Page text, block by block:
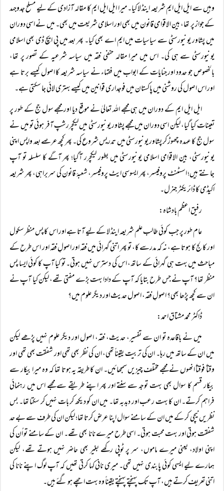
وہیں سے ایل ایل ایم شریعہ اینڈ لا کیا۔ میرا ایل ایل ایم کا مقالہ آزادی کے لیے مسلح جدوجہد
کے جواز پر تھا، بین الاقوامی قانون میں بھی اور اسلامی شریعت میں بھی۔ میں نے اسی دوران
میں پشاور یونیورسٹی سے سیاسیات میں ایم اے بھی کیا۔ پھر بعد میں پی ایچ ڈی بھی اسلامی
یونیورسٹی سے ہی کی۔ اس میں میرا مقالہ حنفی فقہ میں سیاسہ شرعیہ کے تصور پر تھا،
بالخصوص جو حدود اور جنایات کے ابواب میں فقہاء نے سیاسہ شریعہ کا اصول کیسے برتا ہے
اور اس اصول کی روشنی میں پاکستان میں فوجداری قوانین میں کیسے بہتری لائی جا سکتی ہے۔
ایل ایل ایم کے دوران میں ہی مجھے اللہ تعالیٰ نے موقع دیا اور مجھے سول جج کے طور پر
تعینات کیا گیا، لیکن اسی دوران میں مجھے پشاور یونیورسٹی میں لیکچررشپ آفر ہوئی تو میں نے
سول جج کا عہدہ چھوڑ کر پشاور یونیورسٹی میں تدریس شروع کی۔ پھر کچھ عرصے بعد واپس اپنی
یونیورسٹی، بین الاقوامی اسلامی یونیورسٹی میں بطور لیکچرر آگیا؛ پھر آگے کا سلسلہ تو آپ
جانتے ہیں؛ اسسٹنٹ پروفیسر، پھر ایسوسی ایٹ پروفیسر، شعبۂ قانون کی سربراہی، پھر شریعہ
اکیڈمی کا ڈائریکٹر جنرل۔
رفیق اعظم بادشاہ:
عام طور پر جب کوئی طالب علم شریعہ اینڈ لا کے لیے آتا ہے اور اس کا پس منظر سکول
اور کالج کا ہوتا ہے، نہ کہ مدرسے کا، تو پھر اتنی گہرائی میں فقہ اور اصولِ فقہ اور اس طرح کے
مباحث میں بہت ہی گہرائی کے ساتھ، اس کی دسترس نہیں ہوتی۔ تو کیا آپ کا کوئی ایسا پس
منظر تھا؟ آپ نے جس طرح بتایا کہ آپ کے دادا بہت بڑے مفتی تھے، لیکن کیا آپ نے
ان سے کچھ پڑھا بھی؟ اصولِ فقہ، اصول حدیث اور دیگر علوم میں؟
ڈاکٹر محمد مشتاق احمد:
میں نے باقاعدہ تو ان سے تفسیر، حدیث، فقہ، اصول اور دیگر علوم نہیں پڑھے لیکن
میں ان کے ساتھ میں رہا۔ ان کی تربیت یقیناً‌ تھی، ان کی نظر بھی تھی اور شفقت بھی تھی اور
وقتاً‌ فوقتاً‌ انھوں نے مجھے مختلف چیزیں سمجھائیں۔ ان کا طریقہ یہ ہوتا تھا کہ وہ میرا بیکار سے
بیکار قسم کا سوال بھی بہت توجہ سے سنتے اور پھر اپنے طریقے سے مجھے اس میں رہنمائی
فراہم کرتے۔ ان کا بہت رعب اور دبدبہ تھا۔ میں ان کو دیکھ کر بات نہیں کر سکتا تھا۔ بس
نظریں نیچی کر کے میں ان کے سامنے سوال اپنا عرض کرتا تھا؛ لیکن ان کی طرف سے بے حد
شفقت ہوتی اور بہت محبت ہوتی۔ اسی طرح میرے نانا بھی تھے۔ ان کے سامنے تو اُن کی
اپنی اولاد، یعنی میرے ماموں، سر پر ٹوپی رکھے بغیر بھی حاضر نہیں ہوتے تھے، لیکن
ہمارے لیے ایسی کوئی پابندی نہیں تھی۔ میری نانی کہا کرتی تھیں کہ آپ لوگ اپنے نانا کی
اتنی تعریف کرتے ہیں، آپ تک پہنچتے پہنچتے یقیناً وہ بہت اچھے ہو گئے ہیں۔